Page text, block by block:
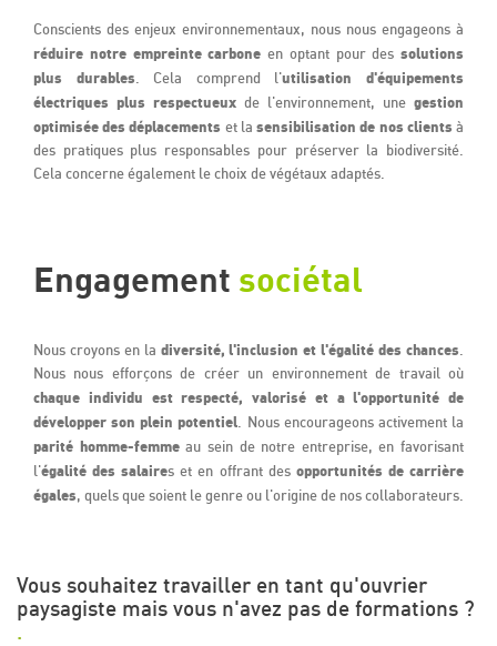
Conscients des enjeux environnementaux, nous nous engageons à
réduire notre empreinte carbone en optant pour des solutions
plus durables . Cela comprend l'utilisation d'équipements
électriques plus respectueux de l'environnement, une gestion
optimisée des déplacements et lasensibilisation de nos clients à
des pratiques plus responsables pour préserver la biodiversité.
Cela concerne également le choix de végétaux adaptés.
Engagement sociétal
Nous croyons en la diversité, l'inclusion et l'égalité des chances
Nous nous efforçons de créer un environnement de travail où
chaque individu est respecté, valorisé et a l'opportunité de
développer son plein potentiel . Nous encourageons activement la
parité homme-femmeau sein de notre entreprise, en favorisant
l'égalité des salaires et en offrant des opportunités de carrière
égales, quels que soient le genre ou l'origine de nos collaborateurs.
Vous souhaitez travailler en tant qu'ouvrier
paysagiste mais vous n'avez pas de formations ?
.